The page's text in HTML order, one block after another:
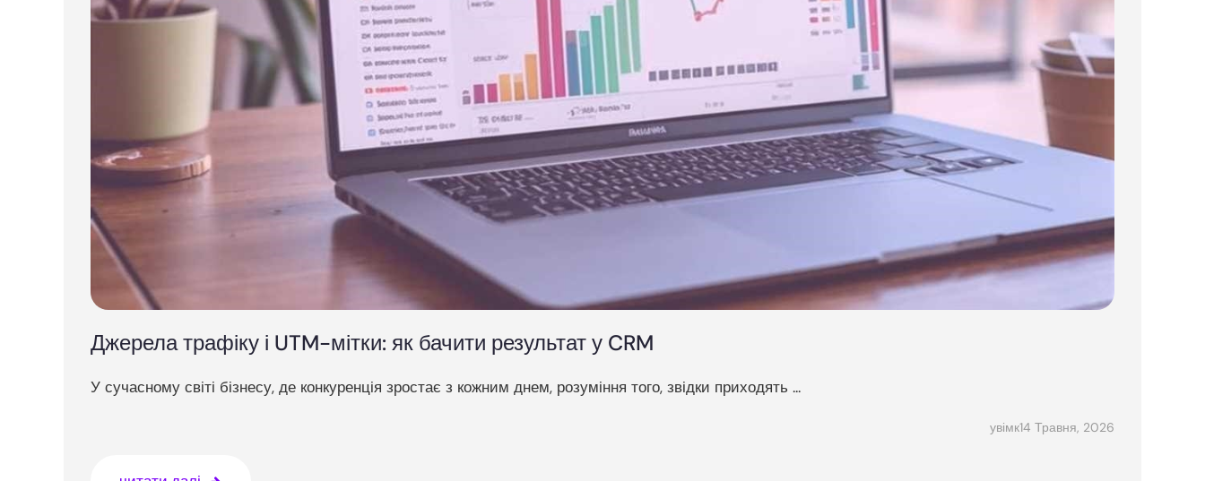
Джерела трафіку і UTM-мітки: як бачити результат у CRM
У сучасному світі бізнесу, де конкуренція зростає з кожним днем, розуміння того, звідки приходять ...
увімк14 Травня, 2026